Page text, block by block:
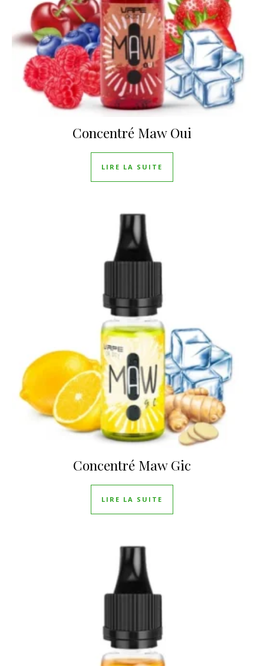
Concentré Maw Oui
LIRE LA SUITE
Concentré Maw Gic
LIRE LA SUITE